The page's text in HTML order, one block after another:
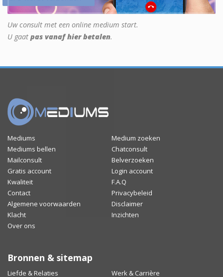
Uw consult met een online medium start.
U gaat pas vanaf hier betalen.
Mediums
Medium zoeken
Mediums bellen
Chatconsult
Mailconsult
Belverzoeken
Gratis account
Login account
Kwaliteit
F.A.Q
Contact
Privacybeleid
Algemene voorwaarden
Disclaimer
Klacht
Inzichten
Over ons
Bronnen & sitemap
Liefde & Relaties Werk & Carrière